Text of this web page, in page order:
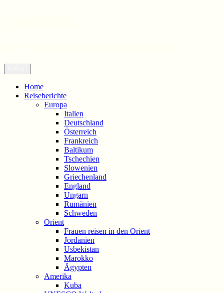
Zum
Inhalt
springen
Home
Reiseberichte
Europa
Italien
Deutschland
Österreich
Frankreich
Baltikum
Tschechien
Slowenien
Griechenland
England
Ungarn
Rumänien
Schweden
Orient
Frauen reisen in den Orient
Jordanien
Usbekistan
Marokko
Ägypten
Amerika
Kuba